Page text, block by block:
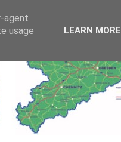
agent
usage
LEARN MORE